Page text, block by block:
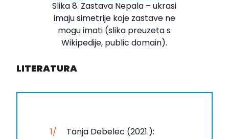
Slika 8. Zastava Nepala – ukrasi
imaju simetrije koje zastave ne
mogu imati (slika preuzeta s
Wikipedije, public domain).
LITERATURA
Tanja Debelec (2021.):